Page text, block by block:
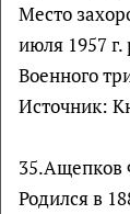
Место
июля 1957
Военного
Источник:
35.Ащепков
Родился в